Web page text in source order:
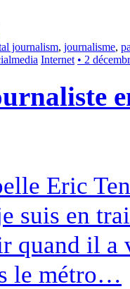
journalism, journalisme,
Internet • 2
Eric
suis en
quand il
le métro…